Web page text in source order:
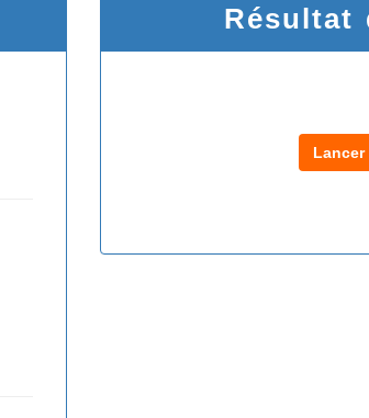
Résultat
Lancer